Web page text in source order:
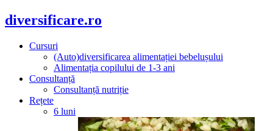
diversificare.ro
Cursuri
(Auto)diversificarea alimentației bebelușului
Alimentația copilului de 1-3 ani
Consultanță
Consultanță nutriție
Rețete
6 luni